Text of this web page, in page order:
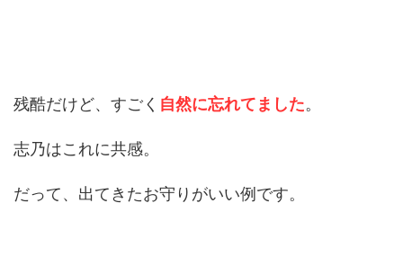
残酷だけど、すごく 自然に忘れてました。
志乃はこれに共感。
だって、出てきたお守りがいい例です。